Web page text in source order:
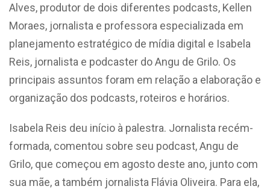
Alves, produtor de dois diferentes podcasts, Kellen
Moraes, jornalista e professora especializada em
planejamento estratégico de mídia digital e Isabela
Reis, jornalista e podcaster do Angu de Grilo. Os
principais assuntos foram em relação a elaboração e
organização dos podcasts, roteiros e horários.
Isabela Reis deu início à palestra. Jornalista recém-
formada, comentou sobre seu podcast, Angu de
Grilo, que começou em agosto deste ano, junto com
sua mãe, a também jornalista Flávia Oliveira. Para ela,